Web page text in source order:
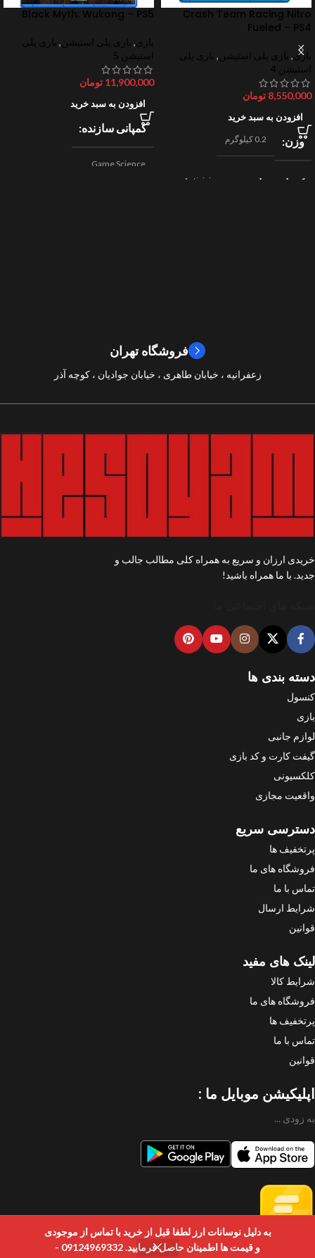
به دلیل نوسانات ارز لطفا قبل از خرید با تماس از موجودی
و قیمت ها اطمینان حاصل فرمایید. 09124969332 -
Crash Team Racing Nitro
Fueled – PS4
بازی, بازی پلی استیشن , بازی پلی
استیشن 4
8,550,000 تومان
افزودن به سبد خرید
وزن 0.2 کیلوگرم
کمپانی سازنده
Activision
Black Myth: Wukong – PS5
بازی, بازی پلی استیشن , بازی پلی
استیشن 5
11,900,000 تومان
افزودن به سبد خرید
کمپانی سازنده
Game Science
فروشگاه تهران
زعفرانیه ، خیابان طاهری ، خیابان جوادیان ، کوچه آذر
خریدی ارزان و سریع به همراه کلی مطالب جالب و
جدید. با ما همراه باشید!
دسته بندی ها
کنسول
بازی
لوازم جانبی
گیفت کارت و کد بازی
کلکسیونی
واقعیت مجازی
دسترسی سریع
پرتخفیف ها
فروشگاه های ما
تماس با ما
شرایط ارسال
قوانین
لینک های مفید
شرایط کالا
فروشگاه های ما
پرتخفیف ها
تماس با ما
قوانین
اپلیکیشن موبایل ما :
به زودی ...